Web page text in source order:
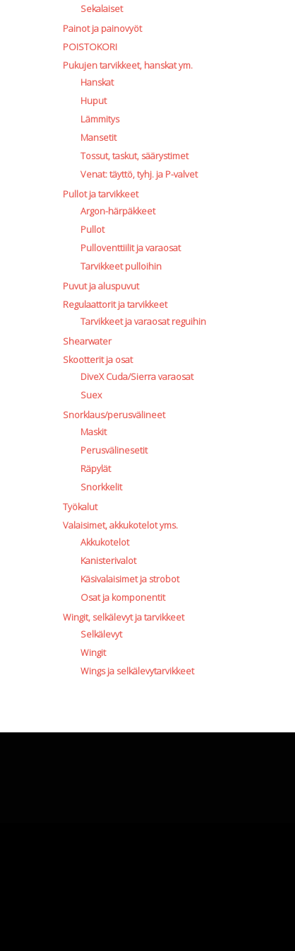
Sekalaiset
Painot ja painovyöt
POISTOKORI
Pukujen tarvikkeet, hanskat ym.
Hanskat
Huput
Lämmitys
Mansetit
Tossut, taskut, säärystimet
Venat: täyttö, tyhj. ja P-valvet
Pullot ja tarvikkeet
Argon-härpäkkeet
Pullot
Pulloventtiilit ja varaosat
Tarvikkeet pulloihin
Puvut ja aluspuvut
Regulaattorit ja tarvikkeet
Tarvikkeet ja varaosat reguihin
Shearwater
Skootterit ja osat
DiveX Cuda/Sierra varaosat
Suex
Snorklaus/perusvälineet
Maskit
Perusvälinesetit
Räpylät
Snorkkelit
Työkalut
Valaisimet, akkukotelot yms.
Akkukotelot
Kanisterivalot
Käsivalaisimet ja strobot
Osat ja komponentit
Wingit, selkälevyt ja tarvikkeet
Selkälevyt
Wingit
Wings ja selkälevytarvikkeet